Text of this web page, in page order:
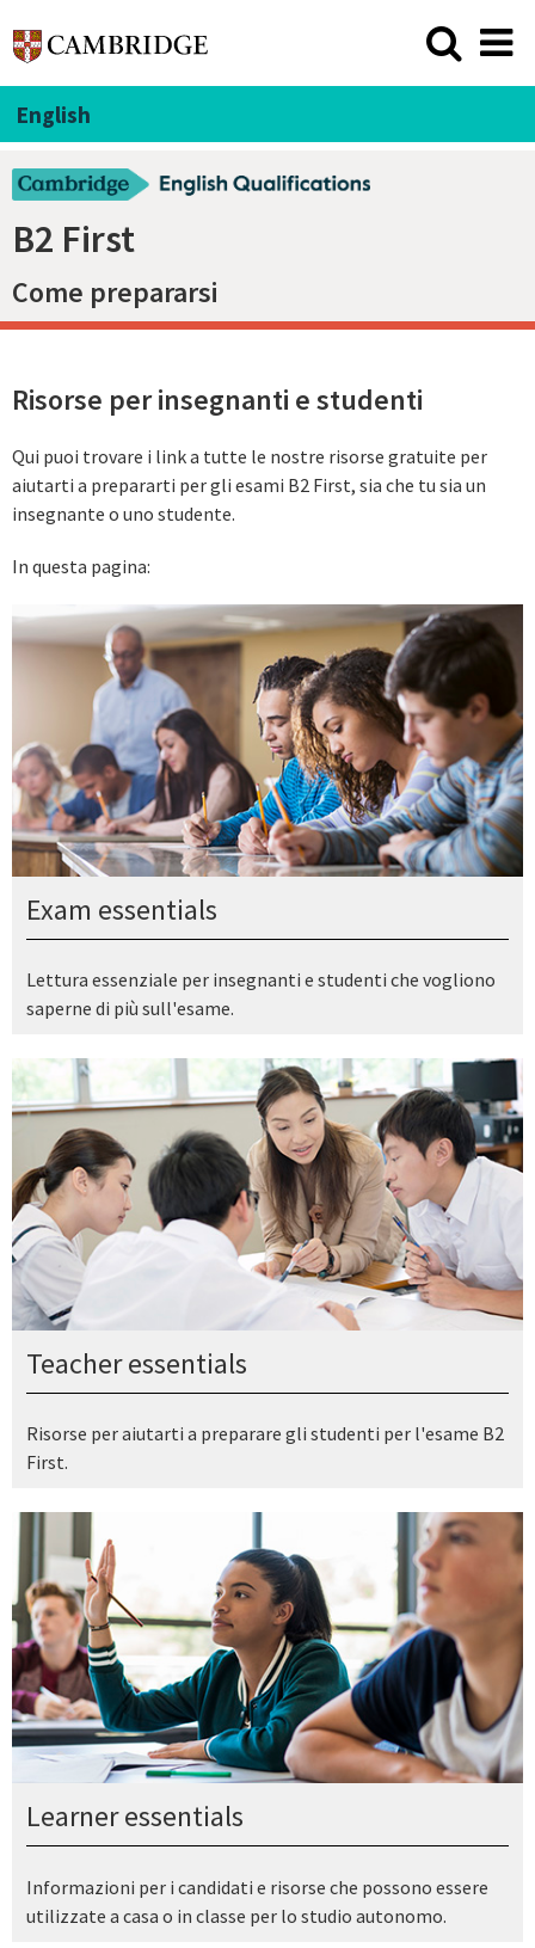
English
B2 First
Come prepararsi
Risorse per insegnanti e studenti
Qui puoi trovare i link a tutte le nostre risorse gratuite per
aiutarti a prepararti per gli esami B2 First, sia che tu sia un
insegnante o uno studente.
In questa pagina:
Exam essentials
Lettura essenziale per insegnanti e studenti che vogliono
saperne di più sull'esame.
Teacher essentials
Risorse per aiutarti a preparare gli studenti per l'esame B2
First.
Learner essentials
Informazioni per i candidati e risorse che possono essere
utilizzate a casa o in classe per lo studio autonomo.